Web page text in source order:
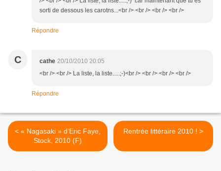
sorti de dessous les carotns...<br /> <br /> <br /> <br />
Répondre
C cathe 20/10/2010 20:05
<br /> <br /> La liste, la liste.....;-)<br /> <br /> <br /> <br />
Répondre
< « Nagasaki » d’Eric Faye,
Stock, 2010 (F)
Rentrée littéraire 2010 ! >